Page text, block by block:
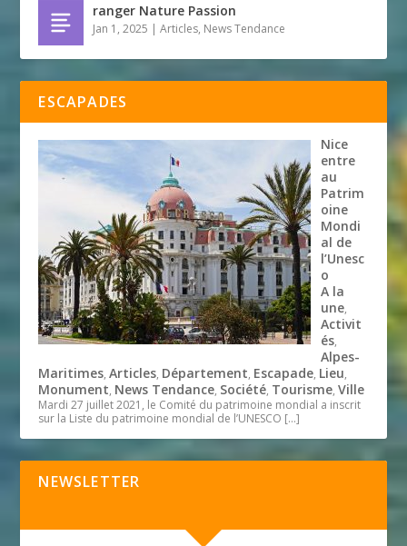
ranger Nature Passion
Jan 1, 2025 |Articles, News Tendance
ESCAPADES
Nice
entre
au
Patrim
oine
Mondi
al de
l’Unesc
o
A la
une,
Activit
és,
Alpes-
Maritimes,Articles, Département, Escapade, Lieu,
Monument, News Tendance, Société, Tourisme,Ville
Mardi 27 juillet 2021, le Comité du patrimoine mondial a inscrit
sur la Liste du patrimoine mondial de l’UNESCO […]
NEWSLETTER